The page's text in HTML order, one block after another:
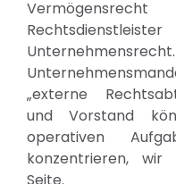
„externe
und Vorstand
operativen
konzentrieren,